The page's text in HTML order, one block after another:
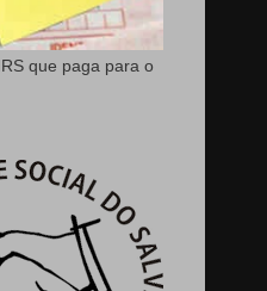
que paga para o